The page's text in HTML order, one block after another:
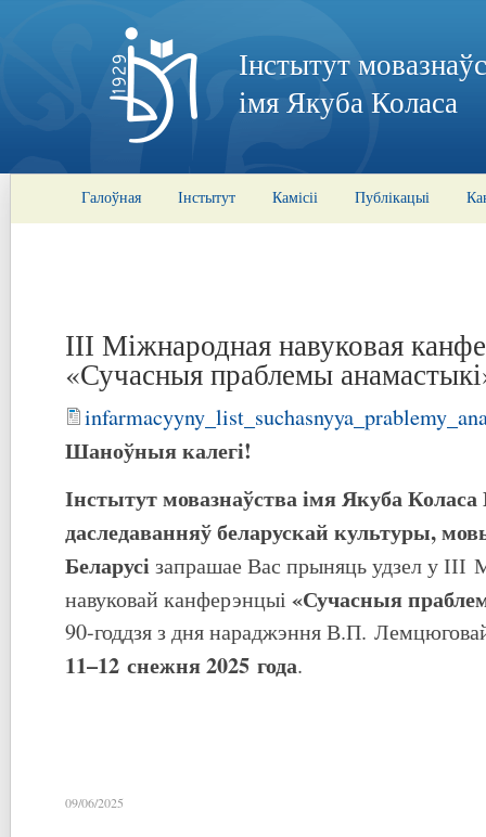
Інстытут
імя Якуба Коласа
Галоўная Інстытут Камісіі Публікацыі
ІІІ Міжнародная навуковая
«Сучасныя праблемы
Шаноўныя калегі!
Інстытут мовазнаўства імя Якуба
даследаванняў беларускай культуры,
Беларусізапрашае Вас прыняць удзел у ІІІ
навуковай канферэнцыі «Сучасныя
90-годдзя з дня нараджэння В.П.
11–12 снежня 2025 года.
09/06/2025